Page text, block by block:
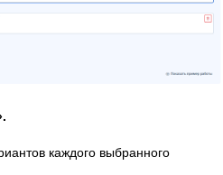
каждого выбранного